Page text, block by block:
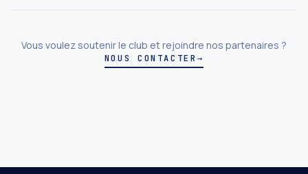
Vous voulez soutenir le club et rejoindre nos partenaires ?
NOUS CONTACTER →